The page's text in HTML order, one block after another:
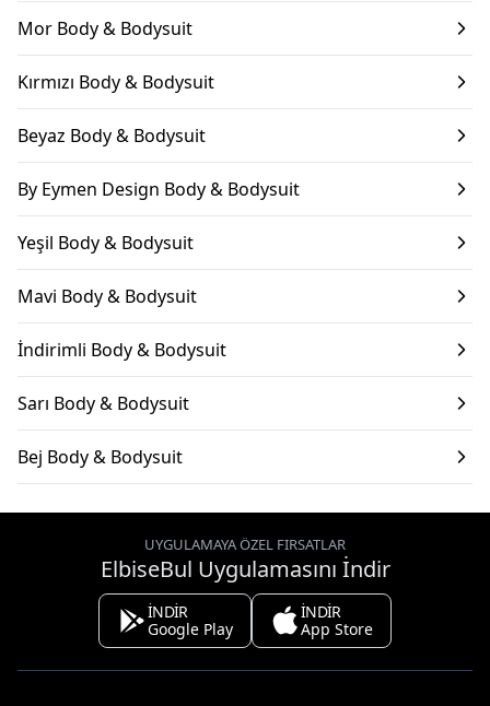
Mor Body & Bodysuit
Kırmızı Body & Bodysuit
Beyaz Body & Bodysuit
By Eymen Design Body & Bodysuit
Yeşil Body & Bodysuit
Mavi Body & Bodysuit
İndirimli Body & Bodysuit
Sarı Body & Bodysuit
Bej Body & Bodysuit
UYGULAMAYA ÖZEL FIRSATLAR
ElbiseBul Uygulamasını İndir
İNDİR
Google Play
İNDİR
App Store